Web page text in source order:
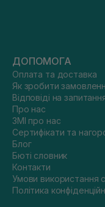
ДОПОМОГА
Оплата та доставка
Як зробити
Відповіді на
Про нас
ЗМІ про нас
Сертифікати та
Блог
Бюті словник
Контакти
Умови використання
Політика